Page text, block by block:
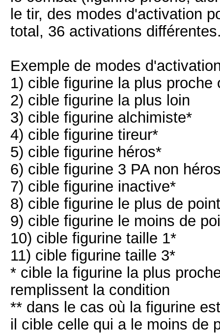
le tir, des modes d'activation
total, 36 activations
Exemple de modes
1) cible figurine la plus proche
2) cible figurine la plus loin
3) cible figurine alchimiste*
4) cible figurine tireur*
5) cible figurine héros*
6) cible figurine 3 PA non
7) cible figurine inactive*
8) cible figurine le plus de
9) cible figurine le moins de
10) cible figurine taille 1*
11) cible figurine taille 3*
* cible la figurine la plus
remplissent la condition
** dans le cas où la figurine
il cible celle qui a le moins de